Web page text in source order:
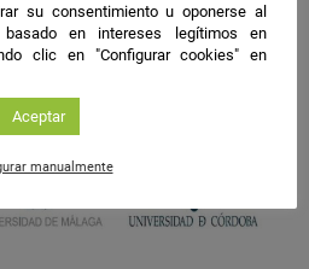
su consentimiento u oponerse al
en intereses legítimos en
clic en "Configurar cookies" en
Aceptar
manualmente